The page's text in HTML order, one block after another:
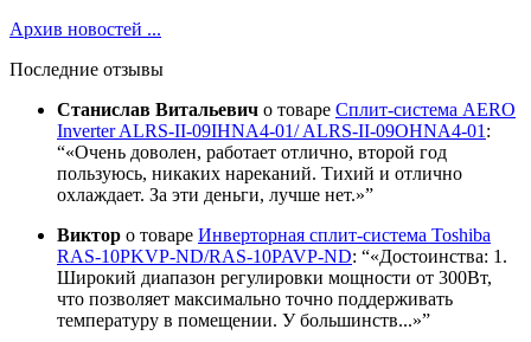
Архив новостей ...
Последние отзывы
Станислав Витальевич о товаре Сплит-система AERO
Inverter ALRS-II-09IHNA4-01/ ALRS-II-09OHNA4-01 :
«Очень доволен, работает отлично, второй год
пользуюсь, никаких нареканий. Тихий и отлично
охлаждает. За эти деньги, лучше нет.»
Виктор о товаре Инверторная сплит-система Toshiba
RAS-10PKVP-ND/RAS-10PAVP-ND:
«Достоинства: 1.
Широкий диапазон регулировки мощности от 300Вт,
что позволяет максимально точно поддерживать
температуру в помещении. У большинств...»